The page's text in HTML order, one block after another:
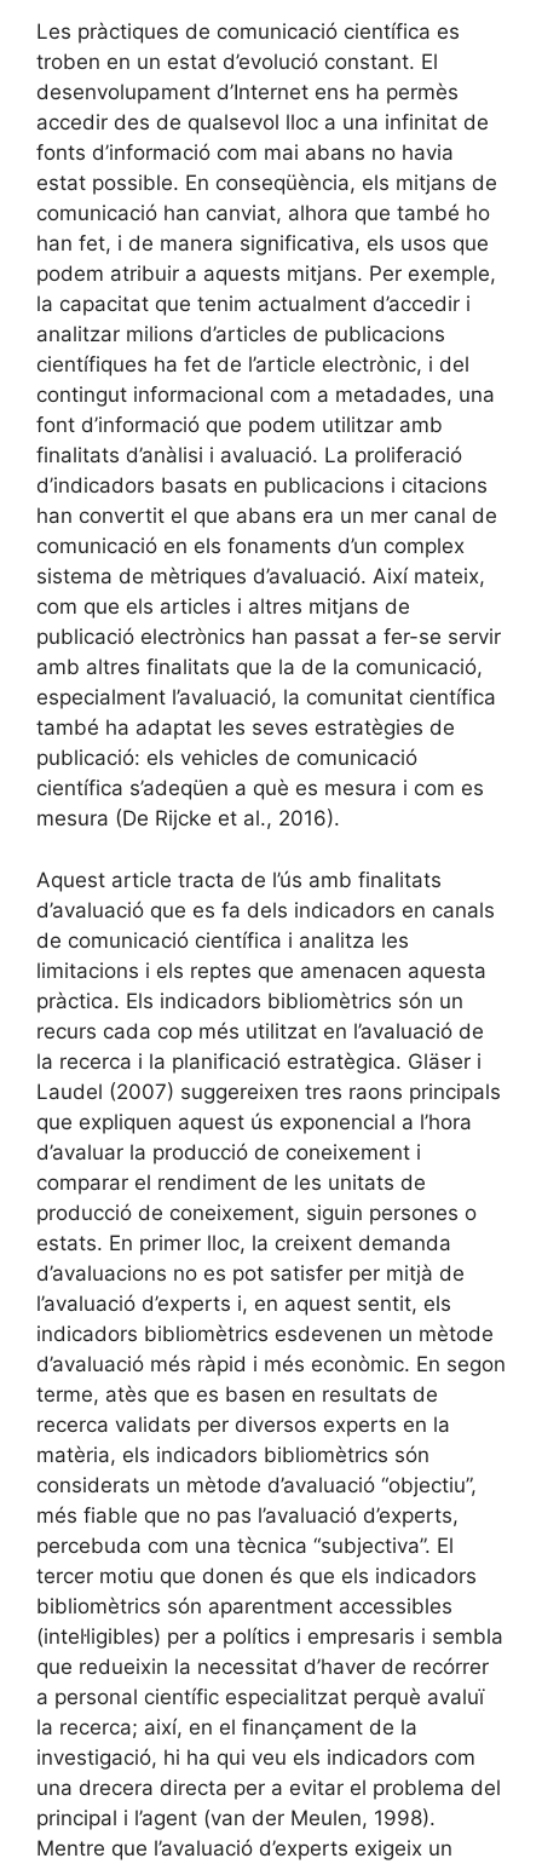
Les pràctiques de comunicació científica es
troben en un estat d’evolució constant. El
desenvolupament d’Internet ens ha permès
accedir des de qualsevol lloc a una infinitat de
fonts d’informació com mai abans no havia
estat possible. En conseqüència, els mitjans de
comunicació han canviat, alhora que també ho
han fet, i de manera significativa, els usos que
podem atribuir a aquests mitjans. Per exemple,
la capacitat que tenim actualment d’accedir i
analitzar milions d’articles de publicacions
científiques ha fet de l’article electrònic, i del
contingut informacional com a metadades, una
font d’informació que podem utilitzar amb
finalitats d’anàlisi i avaluació. La proliferació
d’indicadors basats en publicacions i citacions
han convertit el que abans era un mer canal de
comunicació en els fonaments d’un complex
sistema de mètriques d’avaluació. Així mateix,
com que els articles i altres mitjans de
publicació electrònics han passat a fer-se servir
amb altres finalitats que la de la comunicació,
especialment l’avaluació, la comunitat científica
també ha adaptat les seves estratègies de
publicació: els vehicles de comunicació
científica s’adeqüen a què es mesura i com es
mesura (De Rijcke et al., 2016).
Aquest article tracta de l’ús amb finalitats
d’avaluació que es fa dels indicadors en canals
de comunicació científica i analitza les
limitacions i els reptes que amenacen aquesta
pràctica. Els indicadors bibliomètrics són un
recurs cada cop més utilitzat en l’avaluació de
la recerca i la planificació estratègica. Gläser i
Laudel (2007) suggereixen tres raons principals
que expliquen aquest ús exponencial a l’hora
d’avaluar la producció de coneixement i
comparar el rendiment de les unitats de
producció de coneixement, siguin persones o
estats. En primer lloc, la creixent demanda
d’avaluacions no es pot satisfer per mitjà de
l’avaluació d’experts i, en aquest sentit, els
indicadors bibliomètrics esdevenen un mètode
d’avaluació més ràpid i més econòmic. En segon
terme, atès que es basen en resultats de
recerca validats per diversos experts en la
matèria, els indicadors bibliomètrics són
considerats un mètode d’avaluació “objectiu”,
més fiable que no pas l’avaluació d’experts,
percebuda com una tècnica “subjectiva”. El
tercer motiu que donen és que els indicadors
bibliomètrics són aparentment accessibles
(intel·ligibles) per a polítics i empresaris i sembla
que redueixin la necessitat d’haver de recórrer
a personal científic especialitzat perquè avaluï
la recerca; així, en el finançament de la
investigació, hi ha qui veu els indicadors com
una drecera directa per a evitar el problema del
principal i l’agent (van der Meulen, 1998).
Mentre que l’avaluació d’experts exigeix un